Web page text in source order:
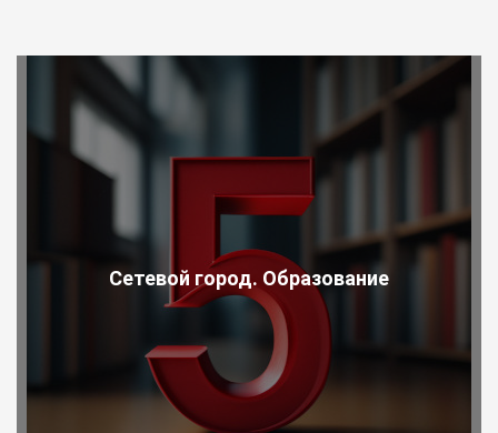
Сетевой город. Образование